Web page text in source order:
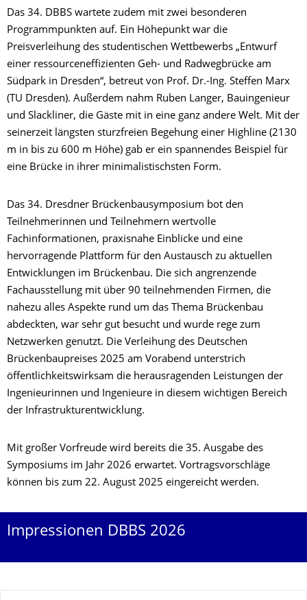
Das 34. DBBS wartete zudem mit zwei besonderen
Programmpunkten auf. Ein Höhepunkt war die
Preisverleihung des studentischen Wettbewerbs „Entwurf
einer ressourceneffizienten Geh- und Radwegbrücke am
Südpark in Dresden“, betreut von Prof. Dr.-Ing. Steffen Marx
(TU Dresden). Außerdem nahm Ruben Langer, Bauingenieur
und Slackliner, die Gäste mit in eine ganz andere Welt. Mit der
seinerzeit längsten sturzfreien Begehung einer Highline (2130
m in bis zu 600 m Höhe) gab er ein spannendes Beispiel für
eine Brücke in ihrer minimalistischsten Form.
Das 34. Dresdner Brückenbausymposium bot den
Teilnehmerinnen und Teilnehmern wertvolle
Fachinformationen, praxisnahe Einblicke und eine
hervorragende Plattform für den Austausch zu aktuellen
Entwicklungen im Brückenbau. Die sich angrenzende
Fachausstellung mit über 90 teilnehmenden Firmen, die
nahezu alles Aspekte rund um das Thema Brückenbau
abdeckten, war sehr gut besucht und wurde rege zum
Netzwerken genutzt. Die Verleihung des Deutschen
Brückenbaupreises 2025 am Vorabend unterstrich
öffentlichkeitswirksam die herausragenden Leistungen der
Ingenieurinnen und Ingenieure in diesem wichtigen Bereich
der Infrastrukturentwicklung.
Mit großer Vorfreude wird bereits die 35. Ausgabe des
Symposiums im Jahr 2026 erwartet. Vortragsvorschläge
können bis zum 22. August 2025 eingereicht werden.
Impressionen DBBS 2026